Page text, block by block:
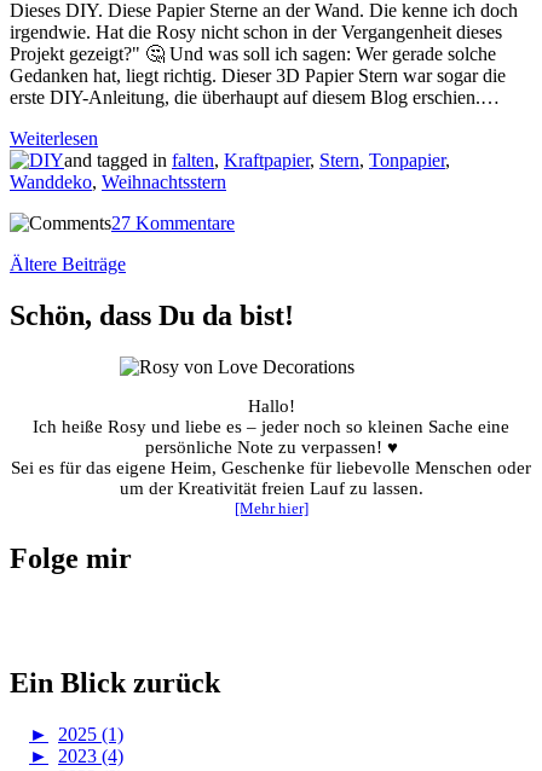
Dieses DIY. Diese Papier Sterne an der Wand. Die kenne ich doch
irgendwie. Hat die Rosy nicht schon in der Vergangenheit dieses
Projekt gezeigt?" 🤔 Und was soll ich sagen: Wer gerade solche
Gedanken hat, liegt richtig. Dieser 3D Papier Stern war sogar die
erste DIY-Anleitung, die überhaupt auf diesem Blog erschien.…
Weiterlesen
and tagged in falten, Kraftpapier, Stern, Tonpapier,
Wanddeko, Weihnachtsstern
27 Kommentare
Beitragsnavigation
Ältere Beiträge
Schön, dass Du da bist!
Hallo!
Ich heiße Rosy und liebe es – jeder noch so kleinen Sache eine
persönliche Note zu verpassen! ♥
Sei es für das eigene Heim, Geschenke für liebevolle Menschen oder
um der Kreativität freien Lauf zu lassen.
[Mehr hier]
Folge mir
Ein Blick zurück
►
2025 (1)
►
2023 (4)